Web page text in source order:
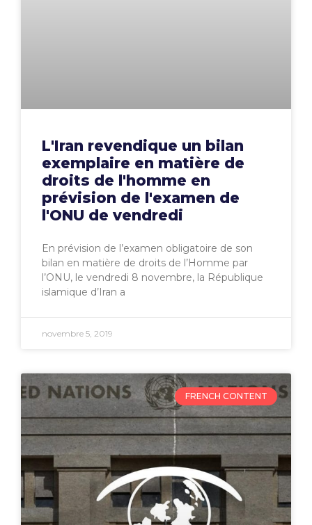
L'Iran revendique un bilan
exemplaire en matière de
droits de l'homme en
prévision de l'examen de
l'ONU de vendredi
En prévision de l’examen obligatoire de son
bilan en matière de droits de l’Homme par
l’ONU, le vendredi 8 novembre, la République
islamique d’Iran a
novembre 5, 2019
FRENCH CONTENT